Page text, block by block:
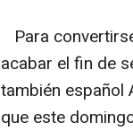
Para
acabar el fin de
también español
que este